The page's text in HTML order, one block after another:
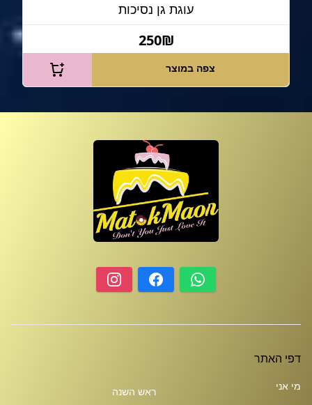
עוגת גן נסיכות
250₪
צפה במוצר
דפי האתר
מי אני
ראש השנה